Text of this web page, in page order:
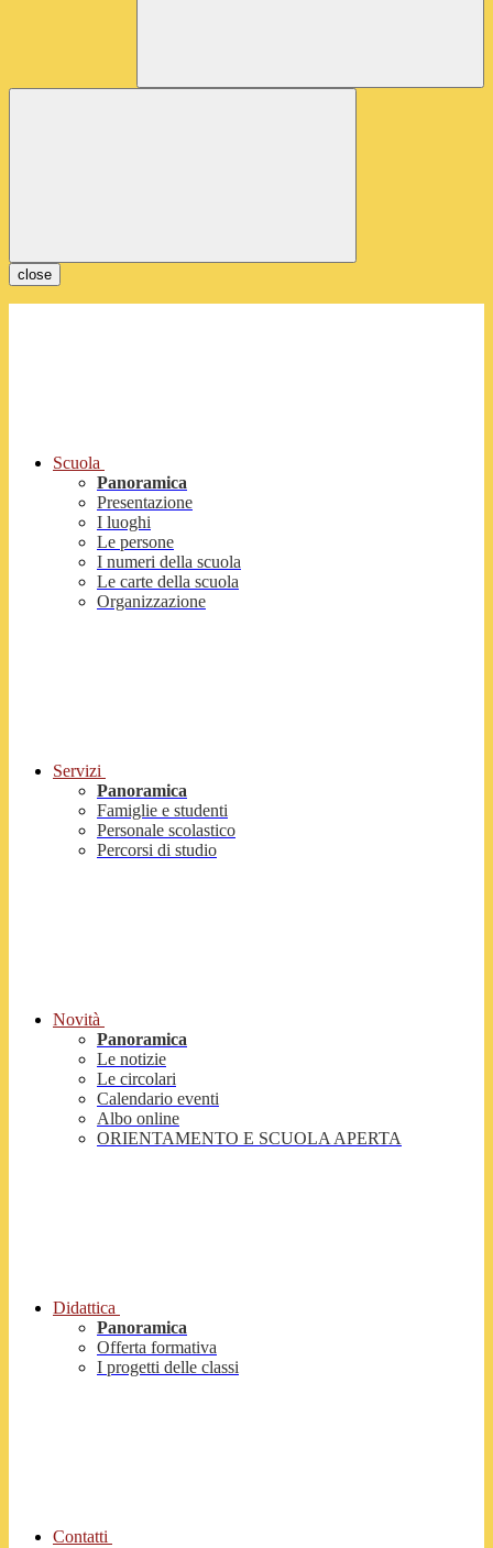
close
Scuola
Panoramica
Presentazione
I luoghi
Le persone
I numeri della scuola
Le carte della scuola
Organizzazione
Servizi
Panoramica
Famiglie e studenti
Personale scolastico
Percorsi di studio
Novità
Panoramica
Le notizie
Le circolari
Calendario eventi
Albo online
ORIENTAMENTO E SCUOLA APERTA
Didattica
Panoramica
Offerta formativa
I progetti delle classi
Contatti